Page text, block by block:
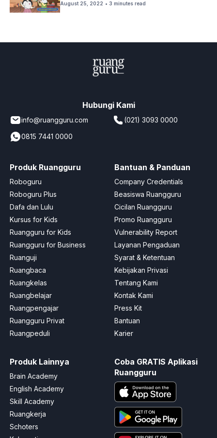
August 25, 2022 • 3 minutes read
Hubungi Kami
info@ruangguru.com
(021) 3093 0000
0815 7441 0000
Produk Ruangguru
Roboguru
Roboguru Plus
Dafa dan Lulu
Kursus for Kids
Ruangguru for Kids
Ruangguru for Business
Ruanguji
Ruangbaca
Ruangkelas
Ruangbelajar
Ruangpengajar
Ruangguru Privat
Ruangpeduli
Bantuan & Panduan
Company Credentials
Beasiswa Ruangguru
Cicilan Ruangguru
Promo Ruangguru
Vulnerability Report
Layanan Pengaduan
Syarat & Ketentuan
Kebijakan Privasi
Tentang Kami
Kontak Kami
Press Kit
Bantuan
Karier
Produk Lainnya
Brain Academy
English Academy
Skill Academy
Ruangkerja
Schoters
Coba GRATIS Aplikasi
Ruangguru